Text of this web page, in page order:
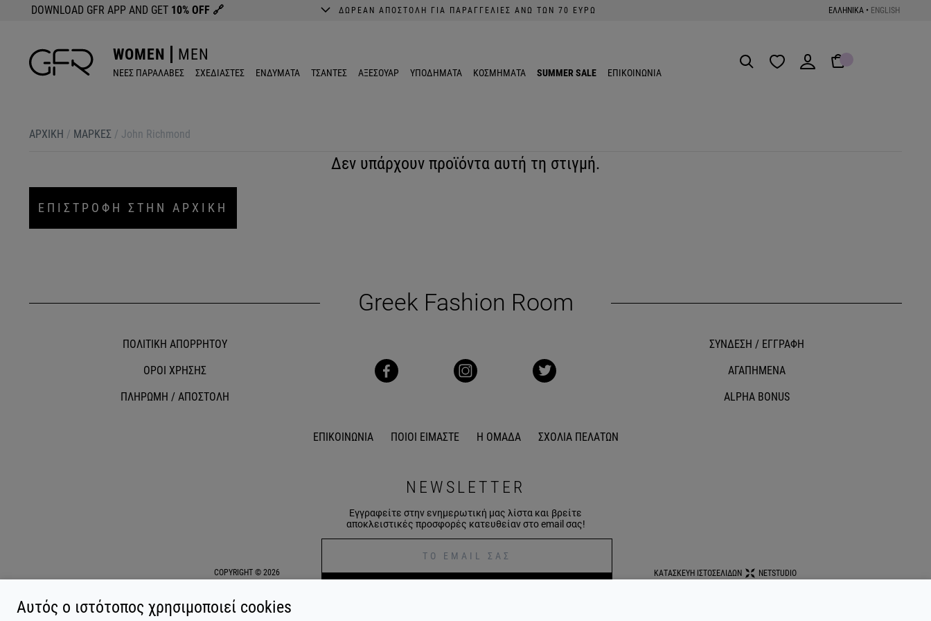
DOWNLOAD GFR APP AND GET 10% OFF 🔗 ΔΩΡΕΑΝ ΑΠΟΣΤΟΛΗ ΓΙΑ ΠΑΡΑΓΓΕΛΙΕΣ ΑΝΩ ΤΩΝ 70 ΕΥΡΩ ΕΛΛΗΝΙΚΑ • ENGLISH
WOMEN MEN
ΝΕΕΣ ΠΑΡΑΛΑΒΕΣ ΣΧΕΔΙΑΣΤΕΣ ΕΝΔΥΜΑΤΑ ΤΣΑΝΤΕΣ ΑΞΕΣΟΥΑΡ ΥΠΟΔΗΜΑΤΑ ΚΟΣΜΗΜΑΤΑ SUMMER SALE ΕΠΙΚΟΙΝΩΝΙΑ
ΑΡΧΙΚΉ / ΜΆΡΚΕΣ / John Richmond
Δεν υπάρχουν προϊόντα αυτή τη στιγμή.
ΕΠΙΣΤΡΟΦΗ ΣΤΗΝ ΑΡΧΙΚΗ
ΠΟΛΙΤΙΚΗ ΑΠΟΡΡΗΤΟΥ
ΟΡΟΙ ΧΡΗΣΗΣ
ΠΛΗΡΩΜΗ / ΑΠΟΣΤΟΛΗ
Greek Fashion Room
ΣΥΝΔΕΣΗ / ΕΓΓΡΑΦΗ
ΑΓΑΠΗΜΕΝΑ
ALPHA BONUS
ΕΠΙΚΟΙΝΩΝΙΑ ΠΟΙΟΙ ΕΙΜΑΣΤΕ Η ΟΜΑΔΑ ΣΧΟΛΙΑ ΠΕΛΑΤΩΝ
NEWSLETTER
Εγγραφείτε στην ενημερωτική μας λίστα και βρείτε
αποκλειστικές προσφορές κατευθείαν στο email σας!
COPYRIGHT © 2026 ΚΑΤΑΣΚΕΥΗ ΙΣΤΟΣΕΛΙΔΩΝ NETSTUDIO
Αυτός ο ιστότοπος χρησιμοποιεί cookies